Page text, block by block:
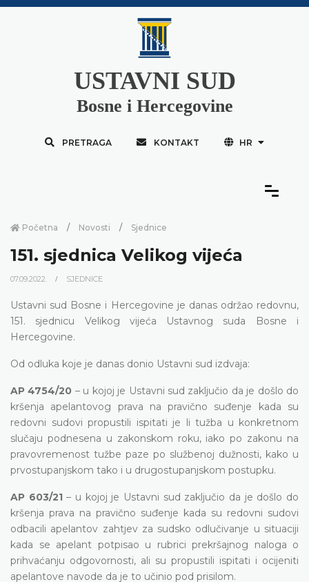
USTAVNI SUD
Bosne i Hercegovine
PRETRAGA KONTAKT HR
Početna Novosti Sjednice
151. sjednica Velikog vijeća
07.09.2022. SJEDNICE
Ustavni sud Bosne i Hercegovine je danas održao redovnu,
151. sjednicu Velikog vijeća Ustavnog suda Bosne i
Hercegovine.
Od odluka koje je danas donio Ustavni sud izdvaja:
AP 4754/20 – u kojoj je Ustavni sud zaključio da je došlo do
kršenja apelantovog prava na pravično suđenje kada su
redovni sudovi propustili ispitati je li tužba u konkretnom
slučaju podnesena u zakonskom roku, iako po zakonu na
pravovremenost tužbe paze po službenoj dužnosti, kako u
prvostupanjskom tako i u drugostupanjskom postupku.
AP 603/21– u kojoj je Ustavni sud zaključio da je došlo do
kršenja prava na pravično suđenje kada su redovni sudovi
odbacili apelantov zahtjev za sudsko odlučivanje u situaciji
kada se apelant potpisao u rubrici prekršajnog naloga o
prihvaćanju odgovornosti, ali su propustili ispitati i ocijeniti
apelantove navode da je to učinio pod prisilom.